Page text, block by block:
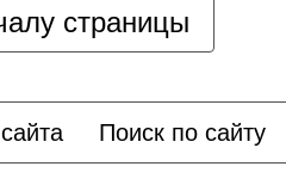
страницы
Поиск по сайту